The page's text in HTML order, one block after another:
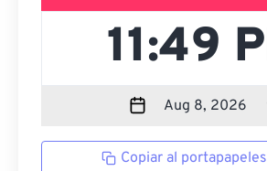
Copiar al portapapeles